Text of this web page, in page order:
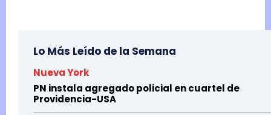
Lo Más Leído de la Semana
Nueva York
PN instala agregado policial en cuartel de
Providencia-USA